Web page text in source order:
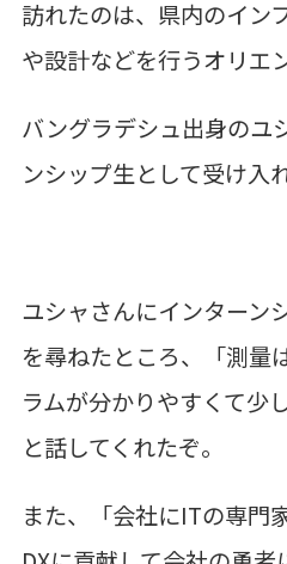
訪れたのは、県内のイン
や設計などを行うオリエ
バングラデシュ出身のユ
ンシップ生として受け入
ユシャさんにインターン
を尋ねたところ、「測量
ラムが分かりやすくて少
と話してくれたぞ。
また、「会社にITの専門